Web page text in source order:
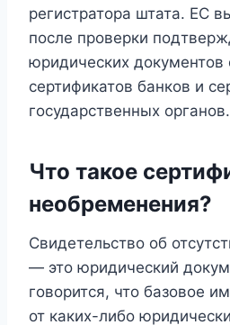
регистратора штата. EC
после проверки
юридических документов
сертификатов банков и
государственных органов.
Что такое
необременения?
Свидетельство об
— это юридический
говорится, что базовое
от каких-либо